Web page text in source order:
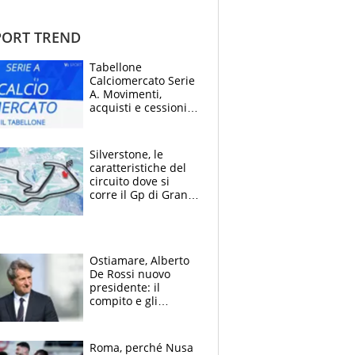
TREND
Tabellone
Calciomercato Serie
A. Movimenti,
acquisti e cessioni:
Silverstone, le
caratteristiche del
circuito dove si
corre il Gp di Gran
Ostiamare, Alberto
De Rossi nuovo
presidente: il
compito e gli
Roma, perché Nusa